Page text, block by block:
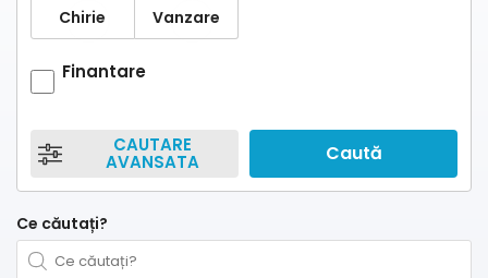
Chirie
Vanzare
Finantare
CAUTARE
AVANSATA Caută
Ce căutați?